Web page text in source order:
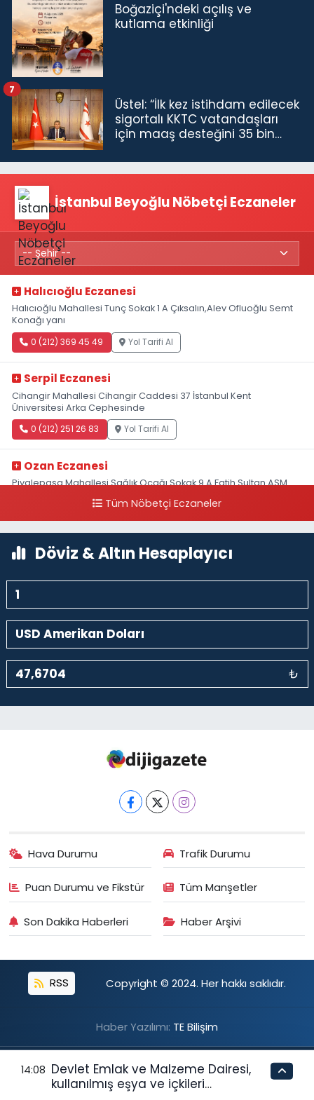
Boğaziçi'ndeki açılış ve
kutlama etkinliği
Üstel: “İlk kez istihdam edilecek
sigortalı KKTC vatandaşları
için maaş desteğini 35 bin
7
İstanbul Beyoğlu Nöbetçi Eczaneler
Halıcıoğlu Eczanesi
Halıcıoğlu Mahallesi Tunç Sokak 1 A Çıksalın,Alev Ofluoğlu Semt
Konağı yanı
0 (212) 369 45 49 Yol Tarifi Al
Serpil Eczanesi
Cihangir Mahallesi Cihangir Caddesi 37 İstanbul Kent
Üniversitesi Arka Cephesinde
0 (212) 251 26 83 Yol Tarifi Al
Ozan Eczanesi
Piyalepaşa Mahallesi Sağlık Ocağı Sokak 9 A Fatih Sultan ASM
Tüm Nöbetçi Eczaneler
Döviz & Altın Hesaplayıcı
₺
Hava Durumu Trafik Durumu
Puan Durumu ve Fikstür Tüm Manşetler
Son Dakika Haberleri Haber Arşivi
RSS Copyright © 2024. Her hakkı saklıdır.
Haber Yazılımı: TE Bilişim
14:08 Devlet Emlak ve Malzeme Dairesi,
kullanılmış eşya ve içkileri